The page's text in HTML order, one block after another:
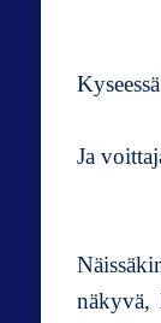
Ja
näkyvä,